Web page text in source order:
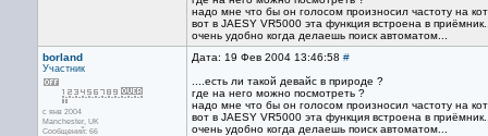
надо мне что бы он голосом произносил частоту на
вот в JAESY VR5000 эта функция встроена в
очень удобно когда делаешь поиск автоматом...
borland
Участник
с янв 2004
Manchester, UK
Сообщений: 66
Дата: 19 Фев 2004 13:46:58 #
....есть ли такой девайс в природе ?
где на него можно посмотреть ?
надо мне что бы он голосом произносил частоту на
вот в JAESY VR5000 эта функция встроена в
очень удобно когда делаешь поиск автоматом...